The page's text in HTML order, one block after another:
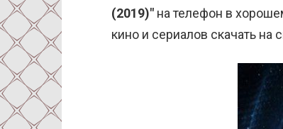
(2019)" на телефон в
кино и сериалов скачать на